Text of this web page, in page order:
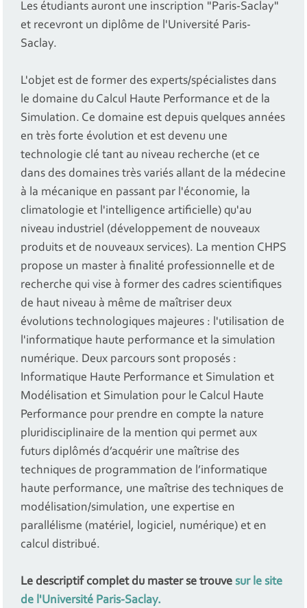
Les étudiants auront une inscription "Paris-Saclay"
et recevront un diplôme de l'Université Paris-
Saclay.
L'objet est de former des experts/spécialistes dans
le domaine du Calcul Haute Performance et de la
Simulation. Ce domaine est depuis quelques années
en très forte évolution et est devenu une
technologie clé tant au niveau recherche (et ce
dans des domaines très variés allant de la médecine
à la mécanique en passant par l'économie, la
climatologie et l'intelligence artificielle) qu'au
niveau industriel (développement de nouveaux
produits et de nouveaux services). La mention CHPS
propose un master à finalité professionnelle et de
recherche qui vise à former des cadres scientifiques
de haut niveau à même de maîtriser deux
évolutions technologiques majeures : l'utilisation de
l'informatique haute performance et la simulation
numérique. Deux parcours sont proposés :
Informatique Haute Performance et Simulation et
Modélisation et Simulation pour le Calcul Haute
Performance pour prendre en compte la nature
pluridisciplinaire de la mention qui permet aux
futurs diplômés d’acquérir une maîtrise des
techniques de programmation de l’informatique
haute performance, une maîtrise des techniques de
modélisation/simulation, une expertise en
parallélisme (matériel, logiciel, numérique) et en
calcul distribué.
Le descriptif complet du master se trouve sur lesite
de l'Université Paris-Saclay.